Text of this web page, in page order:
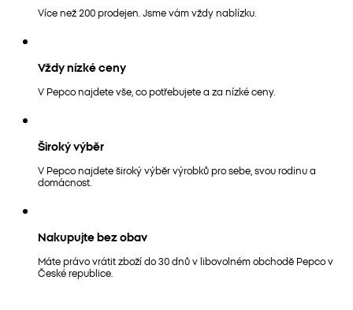
Více než 200 prodejen. Jsme vám vždy nablízku.
Vždy nízké ceny
V Pepco najdete vše, co potřebujete a za nízké ceny.
Široký výběr
V Pepco najdete široký výběr výrobků pro sebe, svou rodinu a
domácnost.
Nakupujte bez obav
Máte právo vrátit zboží do 30 dnů v libovolném obchodě Pepco v
České republice.